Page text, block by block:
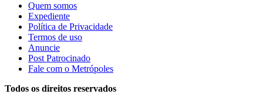
Quem somos
Expediente
Política de Privacidade
Termos de uso
Anuncie
Post Patrocinado
Fale com o Metrópoles
Todos os direitos reservados